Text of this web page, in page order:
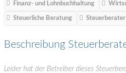
Finanz- und Lohnbuchhaltung
Steuerliche Beratung Steuerberater
Beschreibung
Leider hat der Betreiber dieses